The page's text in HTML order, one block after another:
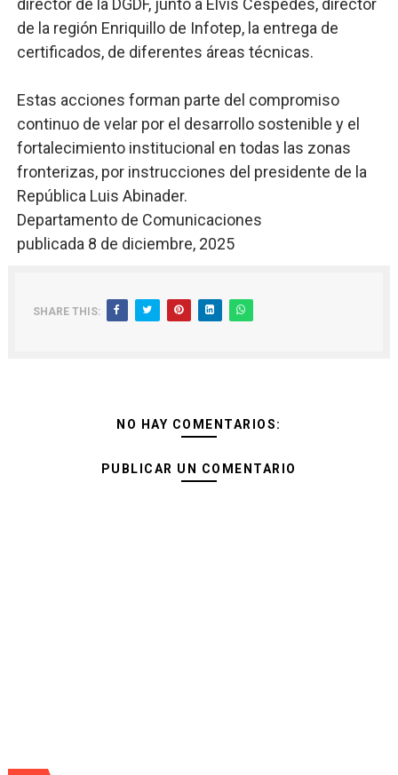
director de la DGDF, junto a Elvis Céspedes, director
de la región Enriquillo de Infotep, la entrega de
certificados, de diferentes áreas técnicas.
Estas acciones forman parte del compromiso
continuo de velar por el desarrollo sostenible y el
fortalecimiento institucional en todas las zonas
fronterizas, por instrucciones del presidente de la
República Luis Abinader.
Departamento de Comunicaciones
publicada 8 de diciembre, 2025
SHARE THIS:
NO HAY COMENTARIOS:
PUBLICAR UN COMENTARIO